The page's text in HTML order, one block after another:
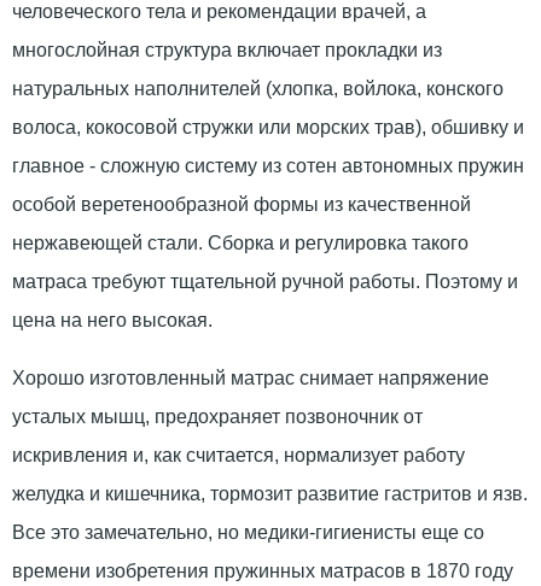
человеческого тела и рекомендации врачей, а
многослойная структура включает прокладки из
натуральных наполнителей (хлопка, войлока, конского
волоса, кокосовой стружки или морских трав), обшивку и
главное - сложную систему из сотен автономных пружин
особой веретенообразной формы из качественной
нержавеющей стали. Сборка и регулировка такого
матраса требуют тщательной ручной работы. Поэтому и
цена на него высокая.
Хорошо изготовленный матрас снимает напряжение
усталых мышц, предохраняет позвоночник от
искривления и, как считается, нормализует работу
желудка и кишечника, тормозит развитие гастритов и язв.
Все это замечательно, но медики-гигиенисты еще со
времени изобретения пружинных матрасов в 1870 году